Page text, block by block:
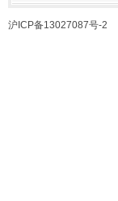
沪ICP备13027087号-2